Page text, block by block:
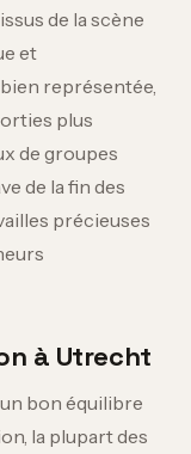
de la scène
et
représentée,
plus
de groupes
de la fin des
précieuses
à Utrecht
bon équilibre
la plupart des